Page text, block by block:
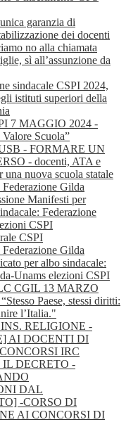
garanzia di
dei docenti
no alla chiamata
sì all’assunzione da
sindacale CSPI 2024,
istituti superiori della
7 MAGGIO 2024 -
Scuola”
- FORMARE UN
- docenti, ATA e
una nuova scuola statale
Gilda
Manifesti per
Federazione
CSPI
CSPI
Gilda
per albo sindacale:
Unams elezioni CSPI
CGIL 13 MARZO
Paese, stessi diritti:
l’Italia."
RELIGIONE -
AI DOCENTI DI
IRC
DECRETO -
DAL
-CORSO DI
AI CONCORSI DI